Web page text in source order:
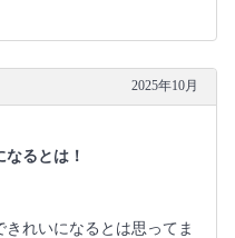
2025年10月
るとは！
れいになるとは思ってま